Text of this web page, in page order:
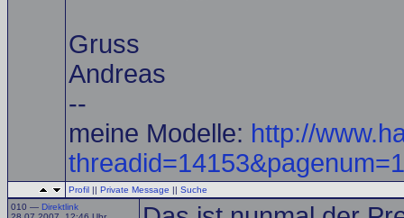
Gruss
Andreas
--
meine Modelle: http://
Profil || Private Message || Suche
010 — Direktlink